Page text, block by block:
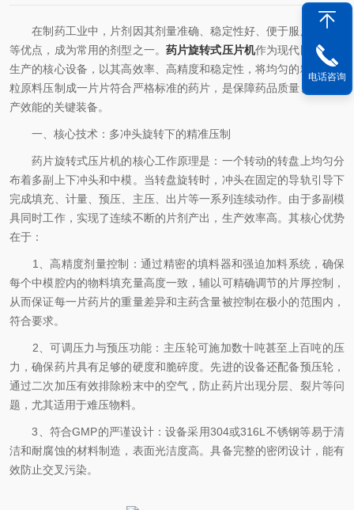
在制药工业中，片剂因其剂量准确、稳定性好、便于服用和储存
等优点，成为常用的剂型之一。 药片旋转式压片机作为现代固体制剂
生产的核心设备，以其高效率、高精度和稳定性，将均匀的粉末或颗
粒原料压制成一片片符合严格标准的药片，是保障药品质量、提升生
产效能的关键装备。
一、核心技术：多冲头旋转下的精准压制
药片旋转式压片机的核心工作原理是：一个转动的转盘上均匀分
布着多副上下冲头和中模。当转盘旋转时，冲头在固定的导轨引导下
完成填充、计量、预压、主压、出片等一系列连续动作。由于多副模
具同时工作，实现了连续不断的片剂产出，生产效率高。其核心优势
在于：
1、高精度剂量控制：通过精密的填料器和强迫加料系统，确保
每个中模腔内的物料填充量高度一致，辅以可精确调节的片厚控制，
从而保证每一片药片的重量差异和主药含量被控制在极小的范围内，
符合要求。
2、可调压力与预压功能：主压轮可施加数十吨甚至上百吨的压
力，确保药片具有足够的硬度和脆碎度。先进的设备还配备预压轮，
通过二次加压有效排除粉末中的空气，防止药片出现分层、裂片等问
题，尤其适用于难压物料。
3、符合GMP的严谨设计：设备采用304或316L不锈钢等易于清
洁和耐腐蚀的材料制造，表面光洁度高。具备完整的密闭设计，能有
效防止交叉污染。
电话咨询